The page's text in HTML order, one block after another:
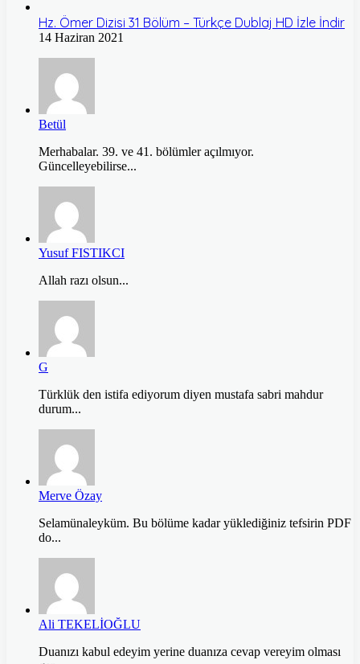
Hz. Ömer Dizisi 31 Bölüm – Türkçe Dublaj HD İzle İndir
14 Haziran 2021
Betül
Merhabalar. 39. ve 41. bölümler açılmıyor.
Güncelleyebilirse...
Yusuf FISTIKCI
Allah razı olsun...
G
Türklük den istifa ediyorum diyen mustafa sabri mahdur
durum...
Merve Özay
Selamünaleyküm. Bu bölüme kadar yüklediğiniz tefsirin PDF
do...
Ali TEKELİOĞLU
Duanızı kabul edeyim yerine duanıza cevap vereyim olması